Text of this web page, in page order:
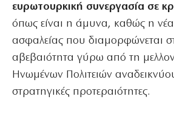
ευρωτουρκική συνεργασία σε
όπως είναι η άμυνα, καθώς η νέα
ασφαλείας που διαμορφώνεται
αβεβαιότητα γύρω από τη
Ηνωμένων Πολιτειών
στρατηγικές προτεραιότητες.